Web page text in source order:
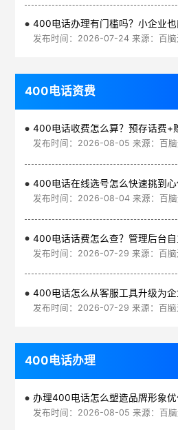
400电话办理有门槛吗？小企业
发布时间：2026-07-24 来源：百脑
400电话资费
发布时间：2026-08-05 来源：百脑
发布时间：2026-08-04 来源：百脑
400电话话费怎么查？管理后台
发布时间：2026-07-29 来源：百脑
400电话怎么从客服工具升级为企
发布时间：2026-07-29 来源：百脑
400电话办理
发布时间：2026-08-05 来源：百脑